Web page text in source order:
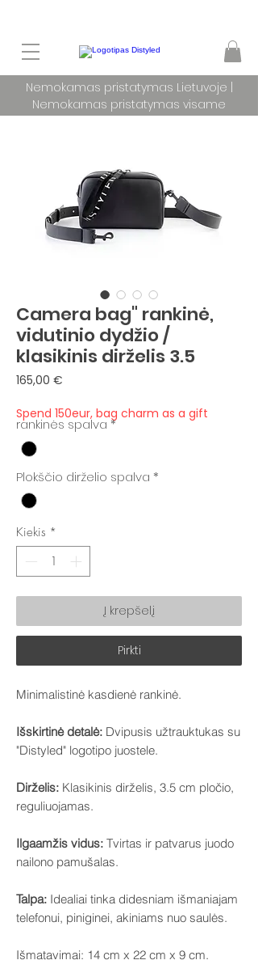
Nemokamas pristatymas Lietuvoje |
Nemokamas pristatymas visame
Camera bag" rankinė,
vidutinio dydžio /
klasikinis dirželis 3.5
165,00 €
Spend 150eur, bag charm as a gift
rankinės spalva *
Plokščio dirželio spalva *
Kiekis *
Į krepšelį
Pirkti
Minimalistinė kasdienė rankinė.
Išskirtinė detalė: Dvipusis užtrauktukas su
"Distyled" logotipo juostele.
Dirželis: Klasikinis dirželis, 3.5 cm pločio,
reguliuojamas.
Ilgaamžis vidus: Tvirtas ir patvarus juodo
nailono pamušalas.
Talpa: Idealiai tinka didesniam išmaniajam
telefonui, piniginei, akiniams nuo saulės.
Išmatavimai: 14 cm x 22 cm x 9 cm.